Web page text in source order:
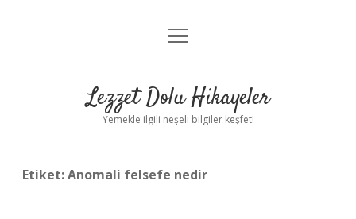
Anasayfa
Yasal Uyarı
menüyü
Lezzet Dolu Hikayeler
Yemekle ilgili neşeli bilgiler keşfet!
Etiket:Anomali felsefe nedir